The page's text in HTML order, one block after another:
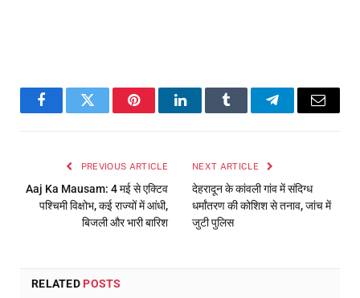
FacebookTwitter PinterestLinkedInTumblr TelegramEmail
PREVIOUS ARTICLE
Aaj Ka Mausam: 4 मई से एक्टिव
पश्चिमी विक्षोभ, कई राज्यों में आंधी,
बिजली और भारी बारिश
NEXT ARTICLE
देहरादून के कांवली गांव में संदिग्ध
धर्मांतरण की कोशिश से तनाव, जांच में
जुटी पुलिस
RELATED POSTS